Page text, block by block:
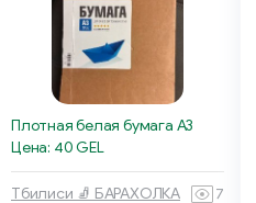
Плотная белая бумага А3
Цена: 40 GEL
Тбилиси 🧦 БАРАХОЛКА
7